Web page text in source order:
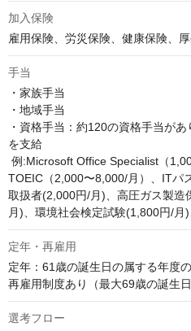
加入保険
雇用保険、労災保険、健康保険、
手当
・家族手当
・地域手当
・資格手当：約120の資格手当があ
を支給
TOEIC（2,000〜8,000/月）、ITパ
取扱者(2,000円/月)、高圧ガス製
月)、環境社会検定試験(1,800円/月)
定年・再雇用
定年：61歳の誕生日の属する年度
再雇用制度あり（最大69歳の誕生
選考フロー